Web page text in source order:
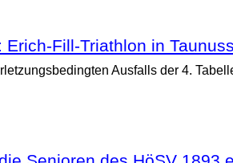
Fill-Triathlon in
Ausfalls der 4.